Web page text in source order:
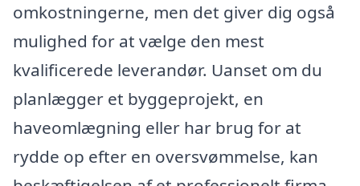
omkostningerne, men det giver dig også
mulighed for at vælge den mest
kvalificerede leverandør. Uanset om du
planlægger et byggeprojekt, en
haveomlægning eller har brug for at
rydde op efter en oversvømmelse, kan